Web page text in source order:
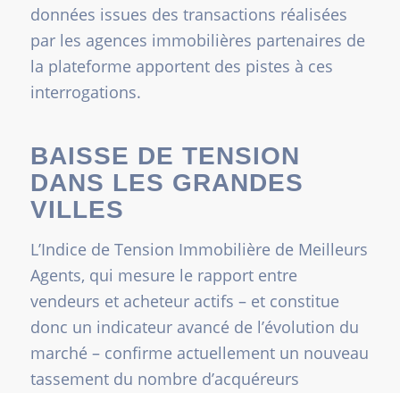
données issues des transactions réalisées
par les agences immobilières partenaires de
la plateforme apportent des pistes à ces
interrogations.
BAISSE DE TENSION
DANS LES GRANDES
VILLES
L’Indice de Tension Immobilière de Meilleurs
Agents, qui mesure le rapport entre
vendeurs et acheteur actifs – et constitue
donc un indicateur avancé de l’évolution du
marché – confirme actuellement un nouveau
tassement du nombre d’acquéreurs